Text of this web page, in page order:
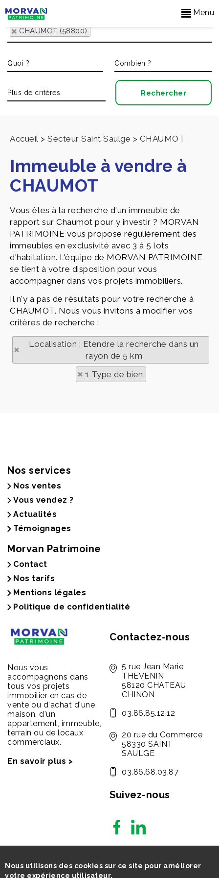
Menu
CHAUMOT (58800)
Accueil > Secteur Saint Saulge > CHAUMOT
Immeuble à vendre à
CHAUMOT
Vous êtes à la recherche d'un immeuble de
rapport sur Chaumot pour y investir ? MORVAN
PATRIMOINE vous propose régulièrement des
immeubles en exclusivité avec 3 à 5 lots
d'habitation. L'équipe de MORVAN PATRIMOINE
se tient à votre disposition pour vous
accompagner dans vos projets immobiliers.
Il n'y a pas de résultats pour votre recherche à
CHAUMOT. Nous vous invitons à modifier vos
critères de recherche :
Localisation : Etendre la recherche dans un
rayon de 5 km
1 Type de bien
Nos services
Nos ventes
Vous vendez ?
Actualités
Témoignages
Morvan Patrimoine
Contact
Nos tarifs
Mentions légales
Politique de confidentialité
Nous vous
accompagnons dans
tous vos projets
immobilier en cas de
vente ou d'achat d'une
maison, d'un
appartement, immeuble,
terrain ou de locaux
commerciaux.
En savoir plus >
Contactez-nous
5 rue Jean Marie
THEVENIN
58120 CHATEAU
CHINON
03.86.85.12.12
20 rue du Commerce
58330 SAINT
SAULGE
03.86.68.03.87
Suivez-nous
Nous utilisons des cookies sur ce site pour améliorer
votre expérience utilisateur.